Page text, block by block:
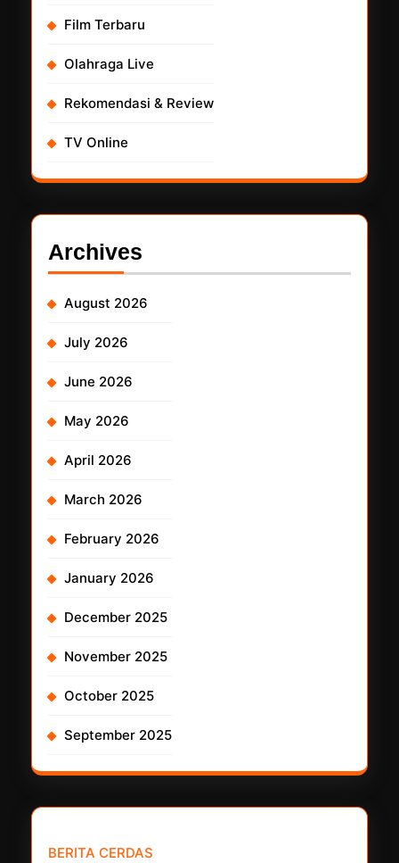
Film Terbaru
Olahraga Live
Rekomendasi & Review
TV Online
Archives
August 2026
July 2026
June 2026
May 2026
April 2026
March 2026
February 2026
January 2026
December 2025
November 2025
October 2025
September 2025
BERITA CERDAS